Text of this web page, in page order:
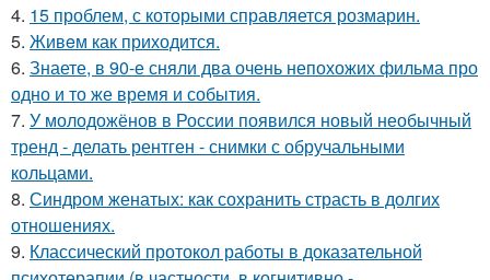
4. 15 проблем, с которыми справляется розмарин.
5. Живeм как приходится.
6. Знаете, в 90-е сняли два очень непохожих фильма про
одно и то же время и события.
7. У молодожёнов в России появился новый необычный
тренд - делать рентген - снимки с обручальными
кольцами.
8. Синдром женатых: как сохранить страсть в долгих
отношениях.
9. Классический протокол работы в доказательной